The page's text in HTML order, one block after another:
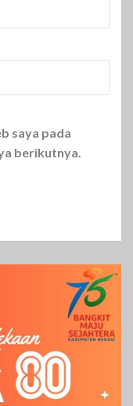
saya pada
berikutnya.